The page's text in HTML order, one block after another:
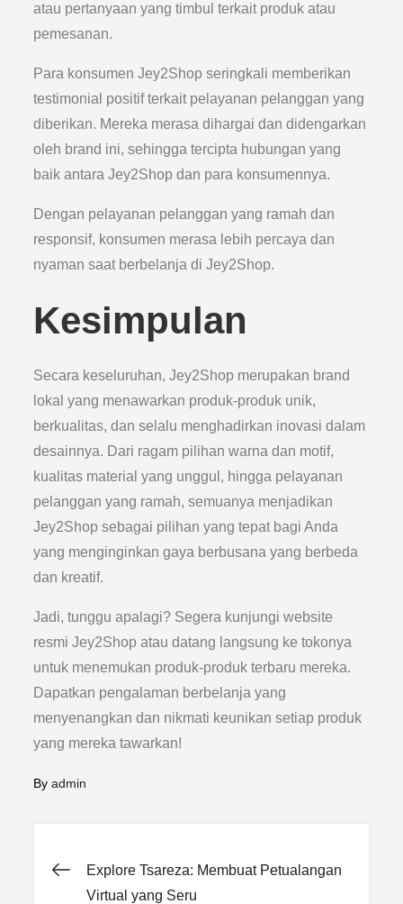
atau pertanyaan yang timbul terkait produk atau
pemesanan.
Para konsumen Jey2Shop seringkali memberikan
testimonial positif terkait pelayanan pelanggan yang
diberikan. Mereka merasa dihargai dan didengarkan
oleh brand ini, sehingga tercipta hubungan yang
baik antara Jey2Shop dan para konsumennya.
Dengan pelayanan pelanggan yang ramah dan
responsif, konsumen merasa lebih percaya dan
nyaman saat berbelanja di Jey2Shop.
Kesimpulan
Secara keseluruhan, Jey2Shop merupakan brand
lokal yang menawarkan produk-produk unik,
berkualitas, dan selalu menghadirkan inovasi dalam
desainnya. Dari ragam pilihan warna dan motif,
kualitas material yang unggul, hingga pelayanan
pelanggan yang ramah, semuanya menjadikan
Jey2Shop sebagai pilihan yang tepat bagi Anda
yang menginginkan gaya berbusana yang berbeda
dan kreatif.
Jadi, tunggu apalagi? Segera kunjungi website
resmi Jey2Shop atau datang langsung ke tokonya
untuk menemukan produk-produk terbaru mereka.
Dapatkan pengalaman berbelanja yang
menyenangkan dan nikmati keunikan setiap produk
yang mereka tawarkan!
Byadmin
Post
Explore Tsareza: Membuat Petualangan
Virtual yang Seru